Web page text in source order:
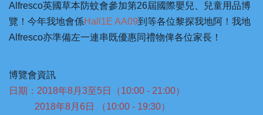
Alfresco英國草本防蚊會參加第26屆國際嬰兒、兒童用品博
覽！今年我地會係Hall1E AA09到等各位黎探我地阿！我地
Alfresco亦準備左一連串既優惠同禮物俾各位家長！
博覽會資訊
日期：2018年8月3至5日（10:00 - 21:00）
2018年8月6日 （10:00 - 19:30）